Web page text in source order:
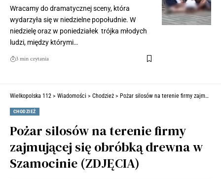
Wracamy do dramatycznej sceny, która
wydarzyła się w niedzielne popołudnie. W
niedzielę oraz w poniedziałek trójka młodych
ludzi, między którymi…
3 min czytania
Wielkopolska 112 > Wiadomości > Chodzież > Pożar silosów na terenie firmy zajmującej się obróbką drewna w Szamocinie (ZDJĘCIA)
CHODZIEŻ
Pożar silosów na terenie firmy
zajmującej się obróbką drewna w
Szamocinie (ZDJĘCIA)